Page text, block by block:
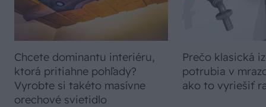
Chcete dominantu interiéru,
ktorá pritiahne pohľady?
Vyrobte si takéto masívne
orechové svietidlo
Prečo klasická
potrubia v
ako to vyriešiť